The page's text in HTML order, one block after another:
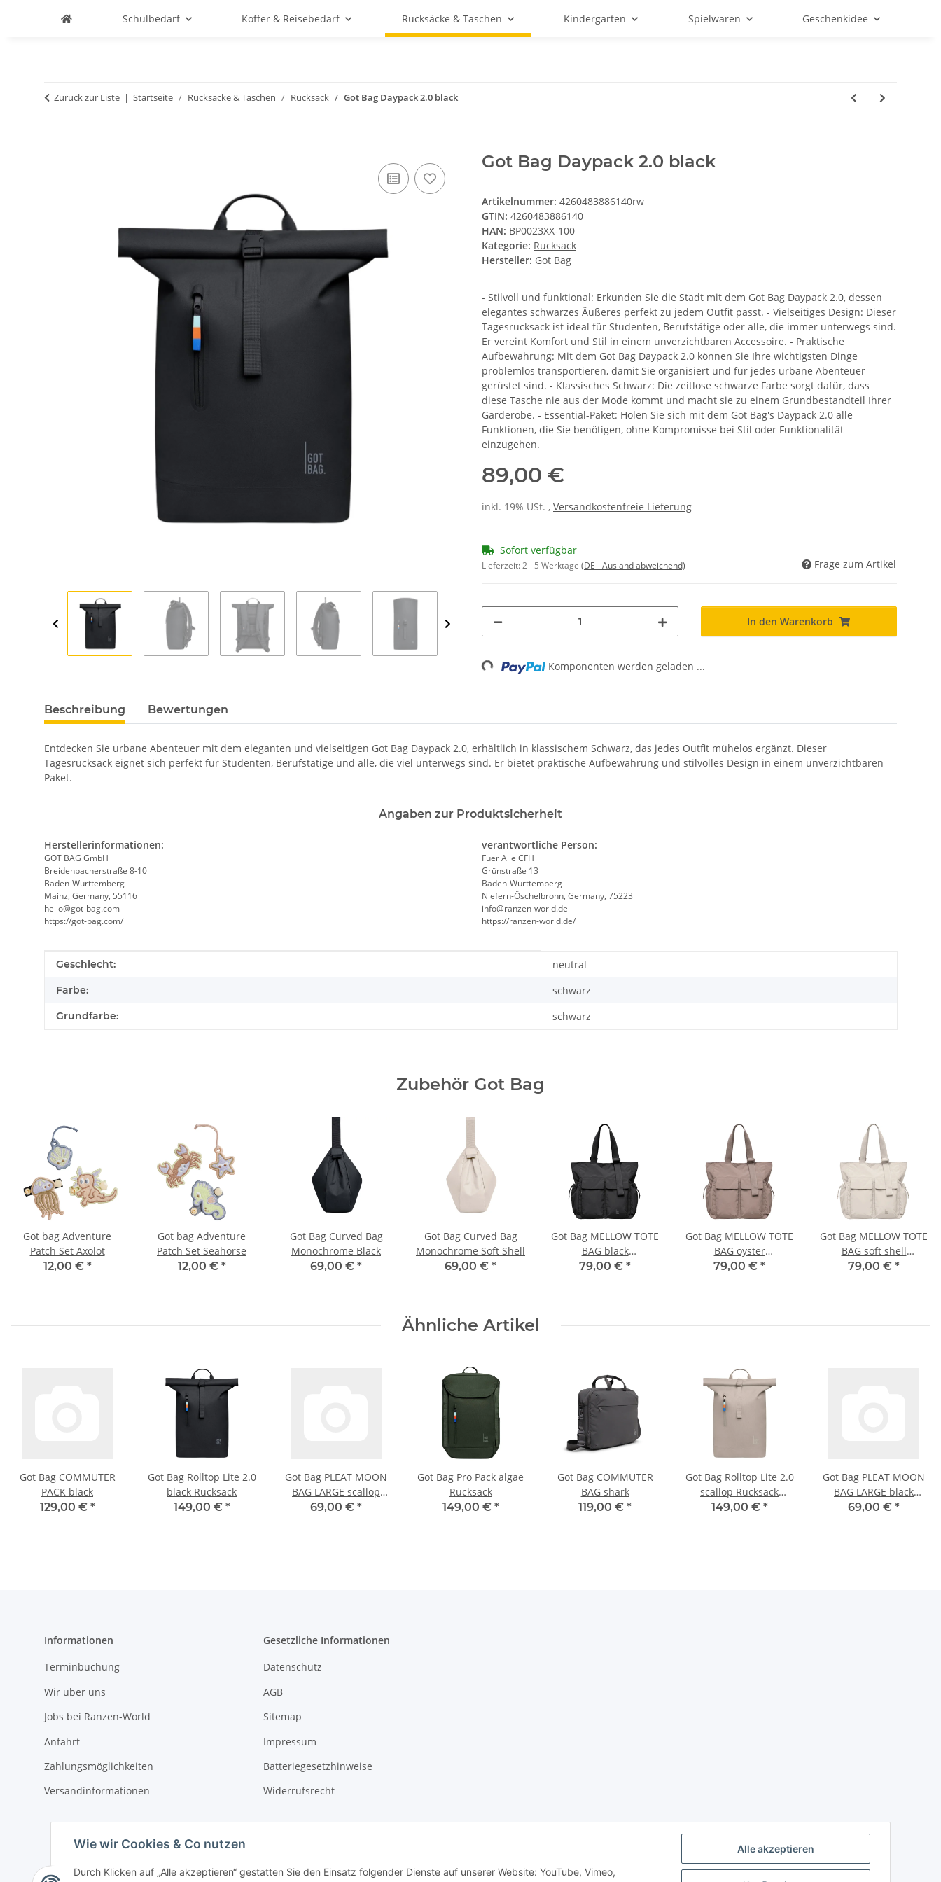
Alle akzeptieren
Wie wir Cookies & Co nutzen
Durch Klicken auf „Alle akzeptieren“ gestatten Sie den Einsatz folgender Dienste auf unserer Website: YouTube, Vimeo,
Schulbedarf Koffer & Reisebedarf Rucksäcke & Taschen Kindergarten Spielwaren Geschenkidee
Zurück zur Liste Startseite Rucksäcke & Taschen Rucksack Got Bag Daypack 2.0 black
Got Bag Daypack 2.0 black
Artikelnummer: 4260483886140rw
GTIN: 4260483886140
HAN: BP0023XX-100
Kategorie: Rucksack
Hersteller: Got Bag
- Stilvoll und funktional: Erkunden Sie die Stadt mit dem Got Bag Daypack 2.0, dessen
elegantes schwarzes Äußeres perfekt zu jedem Outfit passt. - Vielseitiges Design: Dieser
Tagesrucksack ist ideal für Studenten, Berufstätige oder alle, die immer unterwegs sind.
Er vereint Komfort und Stil in einem unverzichtbaren Accessoire. - Praktische
Aufbewahrung: Mit dem Got Bag Daypack 2.0 können Sie Ihre wichtigsten Dinge
problemlos transportieren, damit Sie organisiert und für jedes urbane Abenteuer
gerüstet sind. - Klassisches Schwarz: Die zeitlose schwarze Farbe sorgt dafür, dass
diese Tasche nie aus der Mode kommt und macht sie zu einem Grundbestandteil Ihrer
Garderobe. - Essential-Paket: Holen Sie sich mit dem Got Bag's Daypack 2.0 alle
Funktionen, die Sie benötigen, ohne Kompromisse bei Stil oder Funktionalität
einzugehen.
89,00 €
inkl. 19% USt. , Versandkostenfreie Lieferung
Sofort verfügbar
Lieferzeit:2 - 5 Werktage (DE - Ausland abweichend) Frage zum Artikel
In den Warenkorb
Loading... Komponenten werden geladen ...
Beschreibung Bewertungen
Entdecken Sie urbane Abenteuer mit dem eleganten und vielseitigen Got Bag Daypack 2.0, erhältlich in klassischem Schwarz, das jedes Outfit mühelos ergänzt. Dieser
Tagesrucksack eignet sich perfekt für Studenten, Berufstätige und alle, die viel unterwegs sind. Er bietet praktische Aufbewahrung und stilvolles Design in einem unverzichtbaren
Paket.
Angaben zur Produktsicherheit
Herstellerinformationen:
GOT BAG GmbH
Breidenbacherstraße 8-10
Baden-Württemberg
Mainz, Germany, 55116
hello@got-bag.com
https://got-bag.com/
verantwortliche Person:
Fuer Alle CFH
Grünstraße 13
Baden-Württemberg
Niefern-Öschelbronn, Germany, 75223
info@ranzen-world.de
https://ranzen-world.de/
Produkteigenschaft
Wert
Geschlecht: neutral
Farbe: schwarz
Grundfarbe: schwarz
Zubehör Got Bag
Got bag Adventure
Patch Set Axolot
12,00 € *
Got bag Adventure
Patch Set Seahorse
12,00 € *
Got Bag Curved Bag
Monochrome Black
69,00 € *
Got Bag Curved Bag
Monochrome Soft Shell
69,00 € *
Got Bag MELLOW TOTE
BAG black
Umhängetasche
79,00 € *
Got Bag MELLOW TOTE
BAG oyster
Umhängetasche
79,00 € *
Got Bag MELLOW TOTE
BAG soft shell
Umhängetasche
79,00 € *
Ähnliche Artikel
Got Bag COMMUTER
PACK black
129,00 € *
Got Bag Rolltop Lite 2.0
black Rucksack
149,00 € *
Got Bag PLEAT MOON
BAG LARGE scallop
Umhängetasche
69,00 € *
Got Bag Pro Pack algae
Rucksack
149,00 € *
Got Bag COMMUTER
BAG shark
119,00 € *
Got Bag Rolltop Lite 2.0
scallop Rucksack
BP0042XX-850
149,00 € *
Got Bag PLEAT MOON
BAG LARGE black
Umhängetasche
69,00 € *
Informationen
Terminbuchung
Wir über uns
Jobs bei Ranzen-World
Anfahrt
Zahlungsmöglichkeiten
Versandinformationen
Gesetzliche Informationen
Datenschutz
AGB
Sitemap
Impressum
Batteriegesetzhinweise
Widerrufsrecht